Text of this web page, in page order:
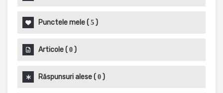
Punctele mele( 5 )
Articole( 0 )
Răspunsuri alese( 0 )